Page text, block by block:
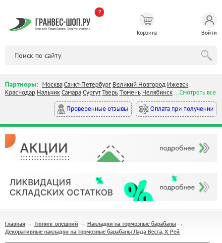
?
Корзина Войти
Партнеры: МоскваСанкт-Петербург Великий Новгород Ижевск
Краснодар НальчикСамараСургутТверьТюмень Челябинск...Смотреть все
Проверенные отзывы
Оплата при получении
Главная → Тюнинг внешний → Накладки на тормозные барабаны →
Декоративные накладки на тормозные барабаны Лада Веста, Х Рей